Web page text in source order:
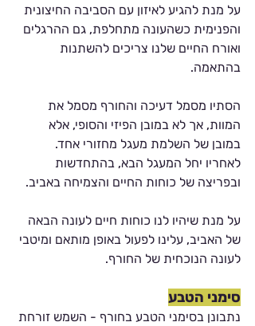
על מנת להגיע לאיזון עם הסביבה החיצונית
והפנימית כשהעונה מתחלפת, גם ההרגלים
ואורח החיים שלנו צריכים להשתנות
בהתאמה.
הסתיו מסמל דעיכה והחורף מסמל את
המוות, אך לא במובן הפיזי והסופי, אלא
במובן של השלמת מעגל מחזורי אחד.
לאחריו יחל המעגל הבא, בהתחדשות
ובפריצה של כוחות החיים והצמיחה באביב.
על מנת שיהיו לנו כוחות חיים לעונה הבאה
של האביב, עלינו לפעול באופן מותאם ומיטבי
לעונה הנוכחית של החורף.
סימני הטבע
נתבונן בסימני הטבע בחורף - השמש זורחת